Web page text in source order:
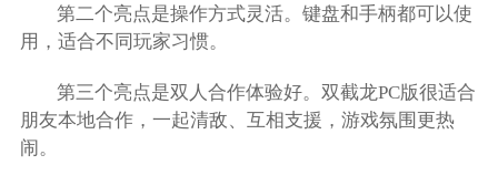
第二个亮点是操作方式灵活。键盘和手柄都可以使
用，适合不同玩家习惯。
第三个亮点是双人合作体验好。双截龙PC版很适合
朋友本地合作，一起清敌、互相支援，游戏氛围更热
闹。